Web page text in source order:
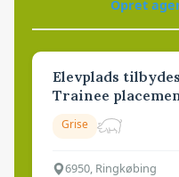
Opret
Elevplads
Trainee
Grise
6950, Ringkøbing